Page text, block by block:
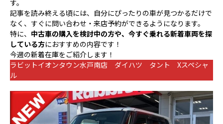
す。
記事を読み終える頃には、自分にぴったりの車が見つかるだけで
なく、すぐに問い合わせ・来店予約ができるようになります。
特に、 中古車の購入を検討中の方や、今すぐ乗れる新着車両を探
している方におすすめの内容です！
今週の新着在庫をご紹介します！
ラビットイオンタウン水戸南店 ダイハツ タント Xスペシャ
ル